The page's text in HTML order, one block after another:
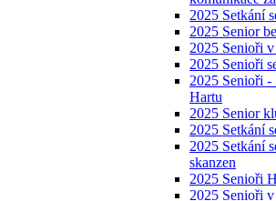
2025 Setkání
2025 Senior
2025 Senioři
2025 Senioři
2025 Senioři -
Hartu
2025 Senior
2025 Setkání
2025 Setkání
skanzen
2025 Senioři
2025 Senioři